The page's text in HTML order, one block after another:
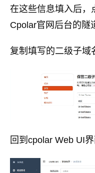
在这些信息填入后，
Cpolar官网后台的隧
复制填写的二级子域
回到cpolar Web UI界